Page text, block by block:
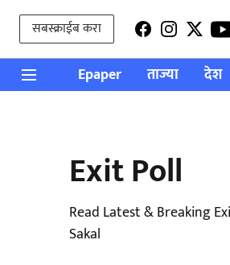
सबस्क्राईब करा
Epaper ताज्या देश
Exit Poll
Read Latest & Breaking
Sakal